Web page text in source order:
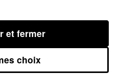
choix
et fermer